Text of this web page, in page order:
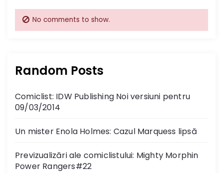
No comments to show.
Random Posts
Comiclist: IDW Publishing Noi versiuni pentru
09/03/2014
Un mister Enola Holmes: Cazul Marquess lipsă
Previzualizări ale comiclistului: Mighty Morphin
Power Rangers#22